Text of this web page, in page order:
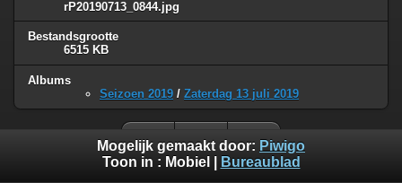
rP20190713_0844.jpg
Bestandsgrootte
6515 KB
Albums
Seizoen 2019 / Zaterdag 13 juli 2019
Mogelijk gemaakt door: Piwigo
Toon in : Mobiel Bureaublad